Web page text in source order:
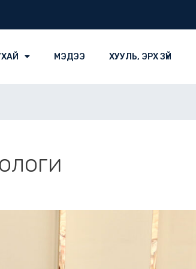
МЭДЭЭ ХУУЛЬ, ЭРХ ЗҮЙ